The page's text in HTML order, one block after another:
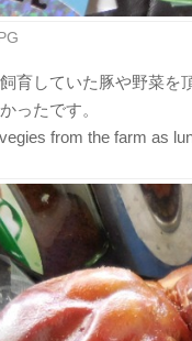
育していた豚や野菜を
ったです。
from the farm as